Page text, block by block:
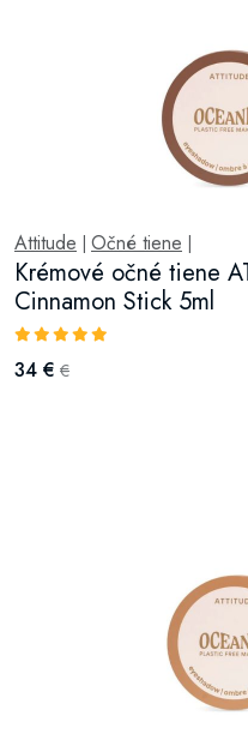
Attitude Očné tiene
Krémové očné tiene
Cinnamon Stick 5ml
34 € €